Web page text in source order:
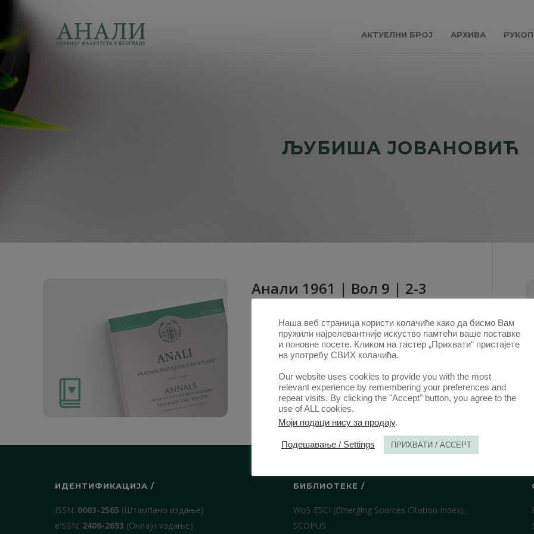
АКТУЕЛНИ БРОЈ АРХИВА
ЉУБИША ЈОВАНОВИЋ
Анaли 1961 | Вол 9 | 2-3
Радови овог аутора у овој свесци
П. С. Элькинд: РАССЛЕДОВАНИЕ И СУДЕБНОЕ
РАССМОТРЕНИЕ ДЕЛО НЕВМЕНЯЕМЫХ, Москва,
Госюриздат, 1959, 110 с.
1. ОКТ. 2020.
ИДЕНТИФИКАЦИЈА /
ISSN: 0003-2565 (Штампано издање)
еISSN: 2406-2693 (Онлајн издање)
БИБЛИОТЕКЕ /
WoS ESCI (Emerging Sources Citation Index)
SCOPUS
Наша веб страница користи колачиће како да бисмо Вам
пружили најрелевантније искуство памтећи ваше поставке
и поновне посете. Кликом на тастер „Прихвати“ пристајете
на употребу СВИХ колачића.
Our website uses cookies to provide you with the most
relevant experience by remembering your preferences and
repeat visits. By clicking the "Accept" button, you agree to the
use of ALL cookies.
Моји подаци нису за продају.
Подешавање / Settings ПРИХВАТИ / ACCEPT